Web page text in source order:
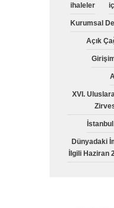
ihaleler
Kurumsal
Açık
XVI.
Dünyadaki
İlgili Haziran